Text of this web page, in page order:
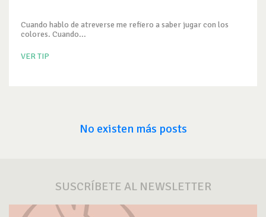
Cuando hablo de atreverse me refiero a saber jugar con los
colores. Cuando...
VER TIP
No existen más posts
SUSCRÍBETE AL NEWSLETTER